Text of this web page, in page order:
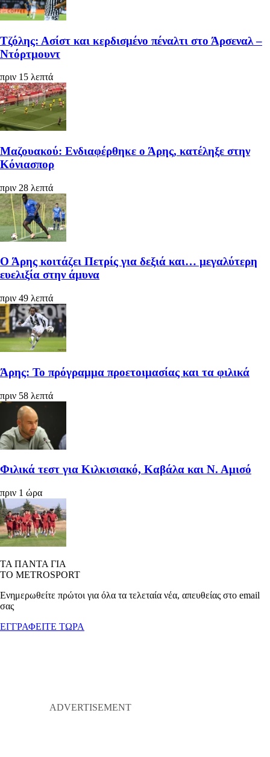
Τζόλης: Ασίστ και κερδισμένο πέναλτι στο Άρσεναλ –
Ντόρτμουντ
πριν 15 λεπτά
Μαζουακού: Ενδιαφέρθηκε ο Άρης, κατέληξε στην
Κόνιασπορ
πριν 28 λεπτά
Ο Άρης κοιτάζει Πετρίς για δεξιά και… μεγαλύτερη
ευελιξία στην άμυνα
πριν 49 λεπτά
Άρης: Το πρόγραμμα προετοιμασίας και τα φιλικά
πριν 58 λεπτά
Φιλικά τεστ για Κιλκισιακό, Καβάλα και Ν. Αμισό
πριν 1 ώρα
ΤΑ ΠΑΝΤΑ ΓΙΑ
ΤΟ METROSPORT
Ενημερωθείτε πρώτοι για όλα τα τελεταία νέα, απευθείας στο email
σας
ΕΓΓΡΑΦΕΙΤΕ ΤΩΡΑ